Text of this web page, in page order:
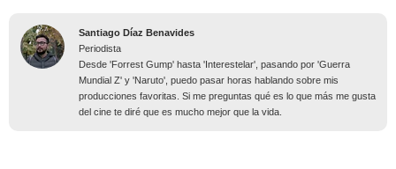
Santiago Díaz Benavides
Periodista
Desde 'Forrest Gump' hasta 'Interestelar', pasando por 'Guerra
Mundial Z' y 'Naruto', puedo pasar horas hablando sobre mis
producciones favoritas. Si me preguntas qué es lo que más me gusta
del cine te diré que es mucho mejor que la vida.